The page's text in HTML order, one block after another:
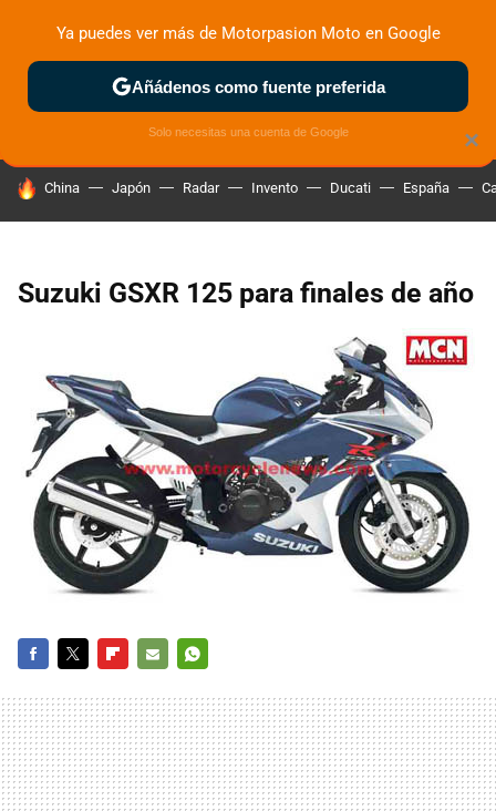
ZONA DE PRUEBAS DEPORTIVAS MOTOS ELÉCTRICAS
HOY SE HABLA DE
China Japón Radar Invento Ducati España
Suzuki GSXR 125 para finales de año
MAIL
×
Ya puedes ver más de Motorpasion Moto en Google
Añádenos como fuente preferida
Solo necesitas una cuenta de Google